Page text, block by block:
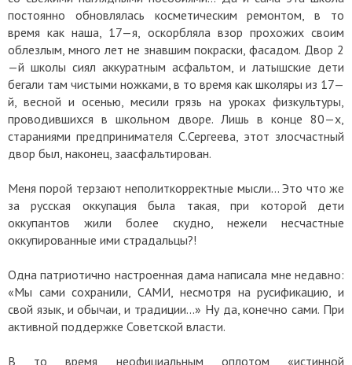
постоянно обновлялась косметическим ремонтом, в то
время как наша, 17—я, оскорбляла взор прохожих своим
облезлым, много лет не знавшим покраски, фасадом. Двор 2
—й школы сиял аккуратным асфальтом, и латышские дети
бегали там чистыми ножками, в то время как школяры из 17—
й, весной и осенью, месили грязь на уроках физкультуры,
проводившихся в школьном дворе. Лишь в конце 80—х,
стараниями предпринимателя С.Сергеева, этот злосчастный
двор был, наконец, заасфальтирован.
Меня порой терзают неполиткорректные мысли… Это что же
за русская оккупация была такая, при которой дети
оккупантов жили более скудно, нежели несчастные
оккупированные ими страдальцы?!
Одна патриотично настроенная дама написала мне недавно:
«Мы сами сохранили, САМИ, несмотря на русификацию, и
свой язык, и обычаи, и традиции…» Ну да, конечно сами. При
активной поддержке Советской власти.
В то время неофициальным оплотом «истинной